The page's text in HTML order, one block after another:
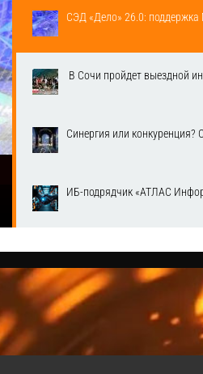
СЭД «Дело» 26.0:
В Сочи пройдет выездной
Синергия или конкуренция?
ИБ-подрядчик «АТЛАС